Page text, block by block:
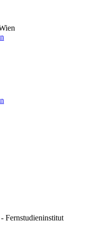
Fernstudieninstitut